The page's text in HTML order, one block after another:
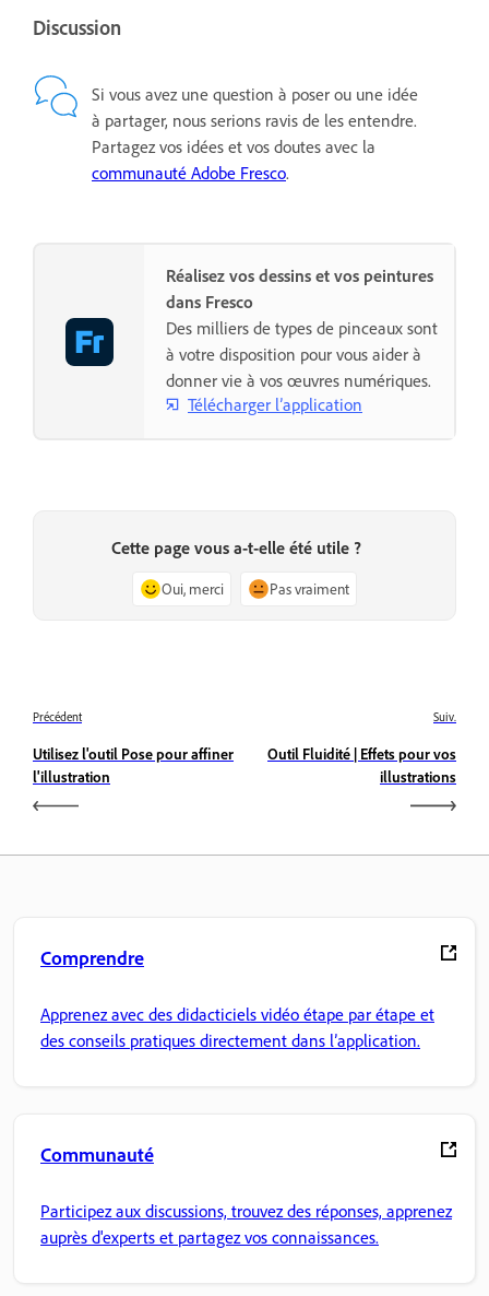
Discussion
Si vous avez une question à poser ou une idée
à partager, nous serions ravis de les entendre.
Partagez vos idées et vos doutes avec la
communauté Adobe Fresco.
Réalisez vos dessins et vos peintures
dans Fresco
Des milliers de types de pinceaux sont
à votre disposition pour vous aider à
donner vie à vos œuvres numériques.
Télécharger l’application
Cette page vous a-t-elle été utile ?
Oui, merci Pas vraiment
Précédent
Utilisez l'outil Pose pour affiner
l'illustration
Suiv.
Outil Fluidité | Effets pour vos
illustrations
Comprendre
Apprenez avec des didacticiels vidéo étape par étape et
des conseils pratiques directement dans l’application.
Communauté
Participez aux discussions, trouvez des réponses, apprenez
auprès d'experts et partagez vos connaissances.